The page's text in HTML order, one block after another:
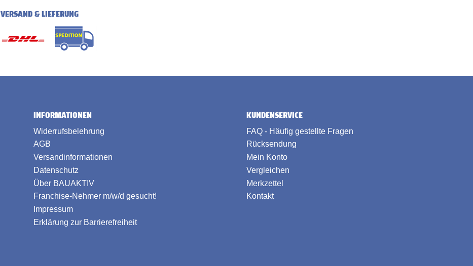
VERSAND & LIEFERUNG
INFORMATIONEN
Widerrufsbelehrung
AGB
Versandinformationen
Datenschutz
Über BAUAKTIV
Franchise-Nehmer m/w/d gesucht!
Impressum
Erklärung zur Barrierefreiheit
KUNDENSERVICE
FAQ - Häufig gestellte Fragen
Rücksendung
Mein Konto
Vergleichen
Merkzettel
Kontakt